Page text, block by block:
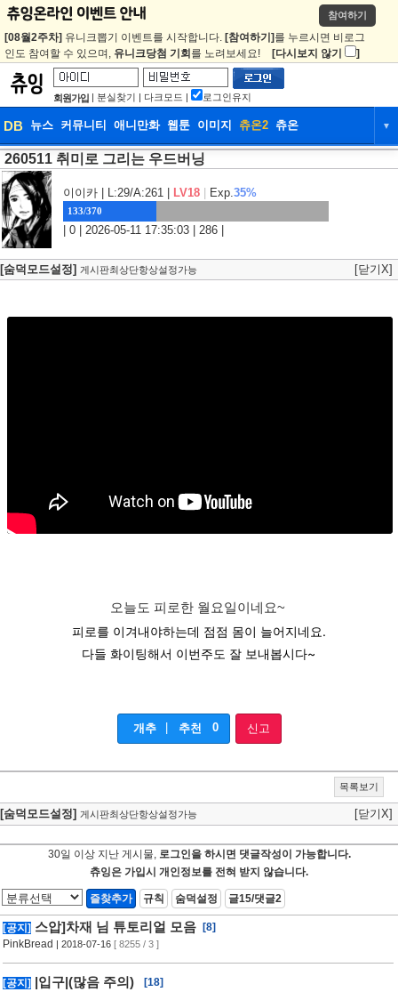
참여하기
[08월2주차] 유니크뽑기 이벤트를 시작합니다. [참여하기] 를 누르시면 비로그
인도 참여할 수 있으며, 유니크당첨 기회 를 노려보세요! [다시보지 않기 ]
회원가입 | 분실찾기 | 다크모드 | 로그인유지
DB 뉴스 커뮤니티 애니만화 웹툰 이미지 츄온2 츄온 ▼
DB 뉴스
웹툰 이미지 츄온2
260511 취미로 그리는 우드버닝
이이카 | L:29/A:261 | LV18 Exp.35%
133/370
| 0 | 2026-05-11 17:35:03 | 286 |
[숨덕모드설정] 게시판최상단항상설정가능 [닫기X]
오늘도 피로한 월요일이네요~
피로를 이겨내야하는데 점점 몸이 늘어지네요.
다들 화이팅해서 이번주도 잘 보내봅시다~
개추 추천 0 신고
목록보기
[숨덕모드설정] 게시판최상단항상설정가능 [닫기X]
30일 이상 지난 게시물, 로그인을 하시면 댓글작성이 가능합니다.
츄잉은 가입시 개인정보를 전혀 받지 않습니다.
즐찾추가 규칙 숨덕설정 글15/댓글2
[공지] 스압]차재 님 튜토리얼 모음
[8]
PinkBread
| 2018-07-16 [ 8255 / 3 ]
[공지] |입구|(많음 주의)
[18]